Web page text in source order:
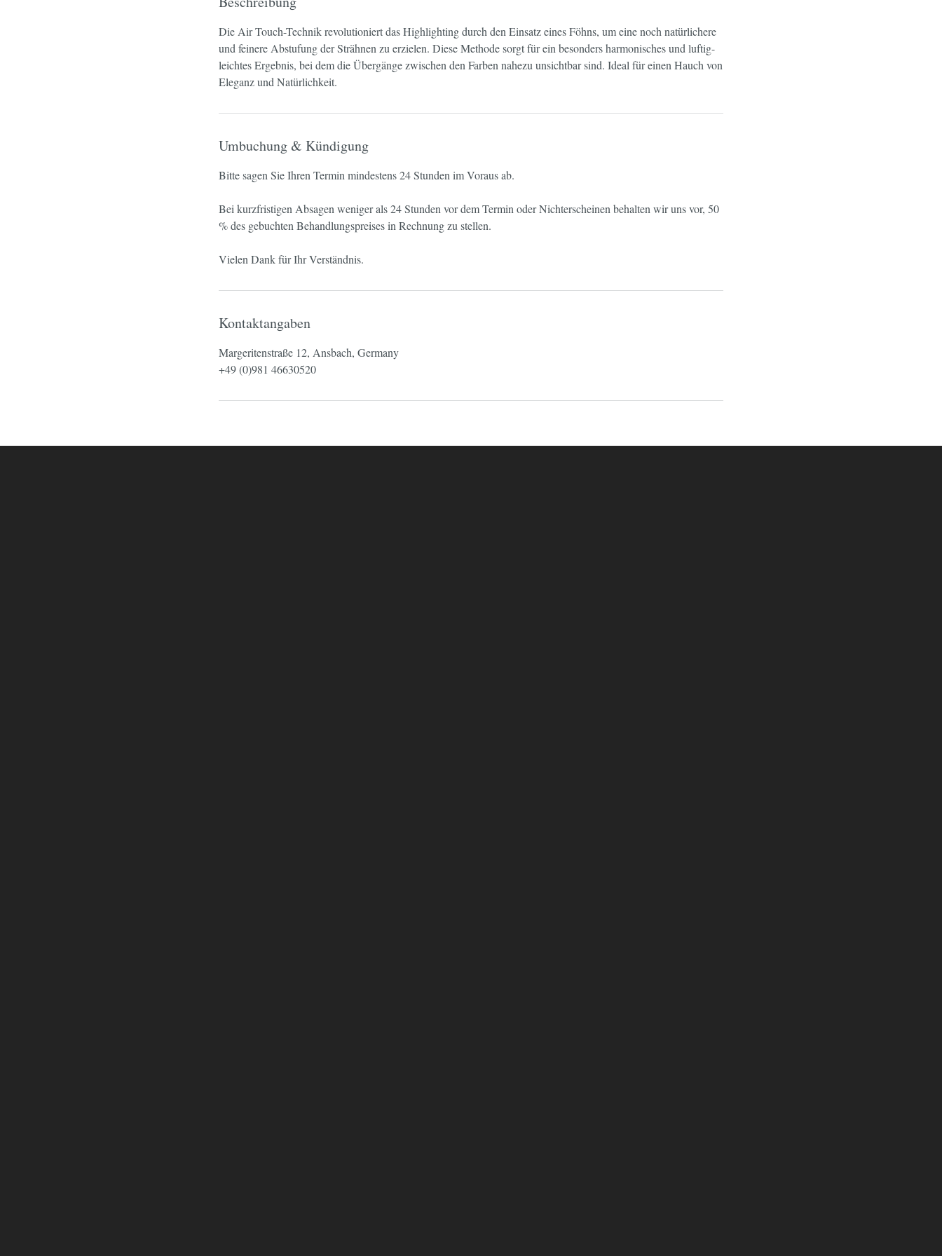
Die Air Touch-Technik revolutioniert das Highlighting durch den Einsatz eines Föhns, um eine noch natürlichere
und feinere Abstufung der Strähnen zu erzielen. Diese Methode sorgt für ein besonders harmonisches und luftig-
leichtes Ergebnis, bei dem die Übergänge zwischen den Farben nahezu unsichtbar sind. Ideal für einen Hauch von
Eleganz und Natürlichkeit.
Umbuchung & Kündigung
Bitte sagen Sie Ihren Termin mindestens 24 Stunden im Voraus ab.
Bei kurzfristigen Absagen weniger als 24 Stunden vor dem Termin oder Nichterscheinen behalten wir uns vor, 50
% des gebuchten Behandlungspreises in Rechnung zu stellen.
Vielen Dank für Ihr Verständnis.
Kontaktangaben
Margeritenstraße 12, Ansbach, Germany
+49 (0)981 46630520